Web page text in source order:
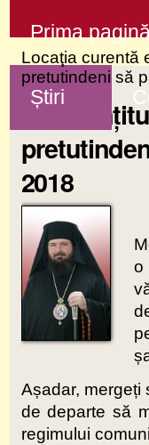
la
conţinut
Sari
la
navigare
Prima
Știri
Locaţia curentă
pretutindeni să
2018
o
Așadar, mergeți
de departe să
regimului